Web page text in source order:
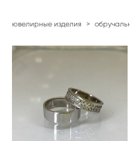
ювелирные изделия >